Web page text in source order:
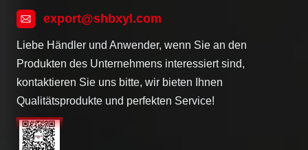
export@shbxyl.com
Liebe Händler und Anwender, wenn Sie an den
Produkten des Unternehmens interessiert sind,
kontaktieren Sie uns bitte, wir bieten Ihnen
Qualitätsprodukte und perfekten Service!